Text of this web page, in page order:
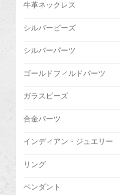
牛革ネックレス
シルバービーズ
シルバーパーツ
ゴールドフィルドパーツ
ガラスビーズ
合金パーツ
インディアン・ジュエリー
リング
ペンダント